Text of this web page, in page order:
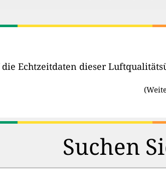
Echtzeitdaten dieser
(
Suchen